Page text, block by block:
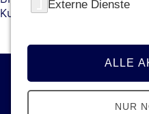
Kurs bzw. die gewünschte
Externe Dienste
ALLE
NUR